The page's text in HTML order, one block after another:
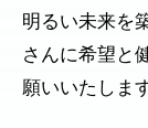
明るい未来を
さんに希望と
願いいたしま